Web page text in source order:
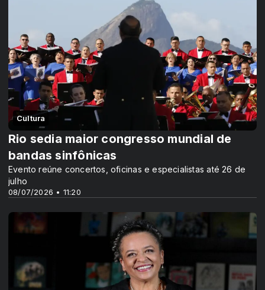
Cultura
08/07/2026 • 11:20
Rio sedia maior congresso mundial de
bandas sinfônicas
Evento reúne concertos, oficinas e especialistas até 26 de
julho